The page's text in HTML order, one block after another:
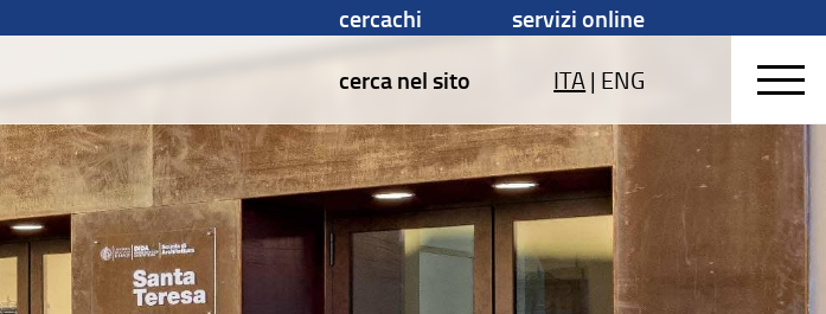
cercachi
servizi online
cerca nel sito
ITA| ENG